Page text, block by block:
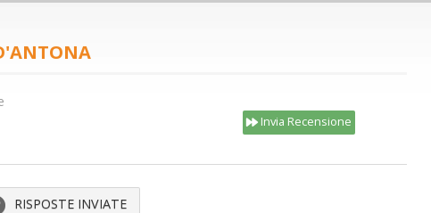
Invia Recensione
RISPOSTE INVIATE